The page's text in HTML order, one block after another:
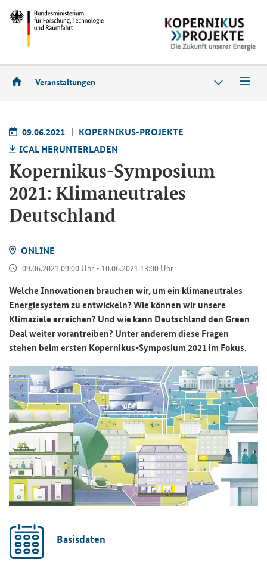
Veranstaltungen
09.06.2021
KOPERNIKUS-PROJEKTE
ICAL HERUNTERLADEN
Kopernikus-Symposium
2021: Klimaneutrales
Deutschland
ONLINE
09.06.2021 09:00 Uhr - 10.06.2021 13:00 Uhr
Welche Innovationen brauchen wir, um ein klimaneutrales
Energiesystem zu entwickeln? Wie können wir unsere
Klimaziele erreichen? Und wie kann Deutschland den Green
Deal weiter vorantreiben? Unter anderem diese Fragen
stehen beim ersten Kopernikus-Symposium 2021 im Fokus.
Basisdaten